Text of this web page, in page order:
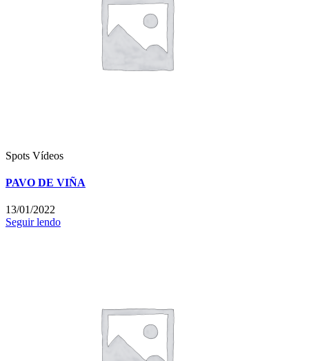
Spots Vídeos
PAVO DE VIÑA
13/01/2022
Seguir lendo